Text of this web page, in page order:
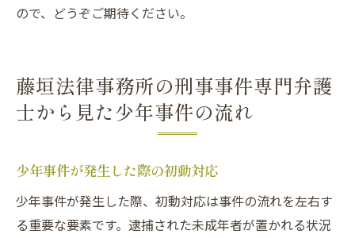
ので、どうぞご期待ください。
藤垣法律事務所の刑事事件専門弁護
士から見た少年事件の流れ
少年事件が発生した際の初動対応
少年事件が発生した際、初動対応は事件の流れを左右す
る重要な要素です。逮捕された未成年者が置かれる状況